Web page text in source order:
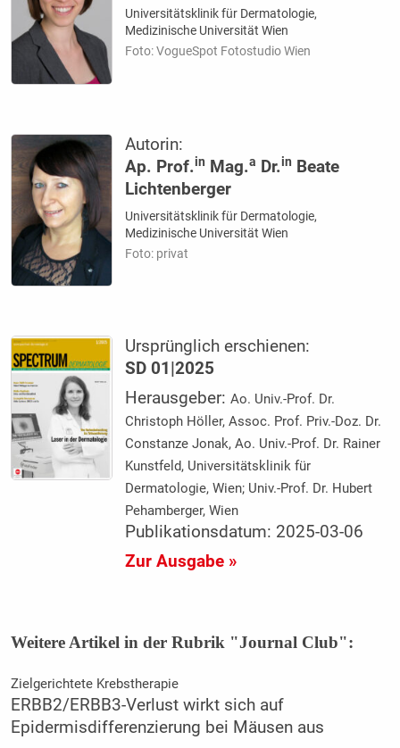
Universitätsklinik für Dermatologie,
Medizinische Universität Wien
Foto: VogueSpot Fotostudio Wien
Autorin:
Ap. Prof.in Mag.a Dr.in
Beate
Lichtenberger
Universitätsklinik für Dermatologie,
Medizinische Universität Wien
Foto: privat
Ursprünglich erschienen:
SD 01|2025
Herausgeber:Ao. Univ.-Prof. Dr.
Christoph Höller, Assoc. Prof. Priv.-Doz. Dr.
Constanze Jonak, Ao. Univ.-Prof. Dr. Rainer
Kunstfeld, Universitätsklinik für
Dermatologie, Wien; Univ.-Prof. Dr. Hubert
Pehamberger, Wien
Publikationsdatum: 2025-03-06
Zur Ausgabe »
Weitere Artikel in der Rubrik "Journal Club":
Zielgerichtete Krebstherapie
ERBB2/ERBB3-Verlust wirkt sich auf
Epidermisdifferenzierung bei Mäusen aus